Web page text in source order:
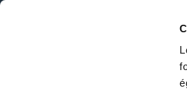
DE LA PAGE